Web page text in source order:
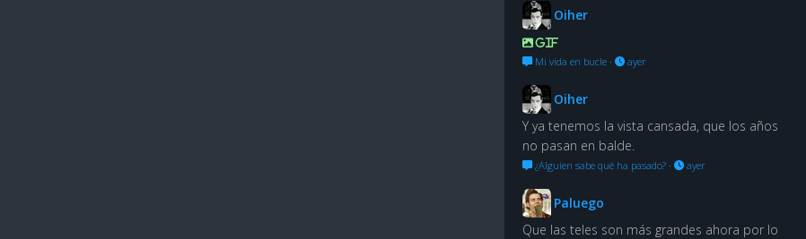
Oiher
GIF
Mi vida en bucle · ayer
Oiher
Y ya tenemos la vista cansada, que los años
no pasan en balde.
¿Alguien sabe qué ha pasado? · ayer
Paluego
Que las teles son más grandes ahora por lo